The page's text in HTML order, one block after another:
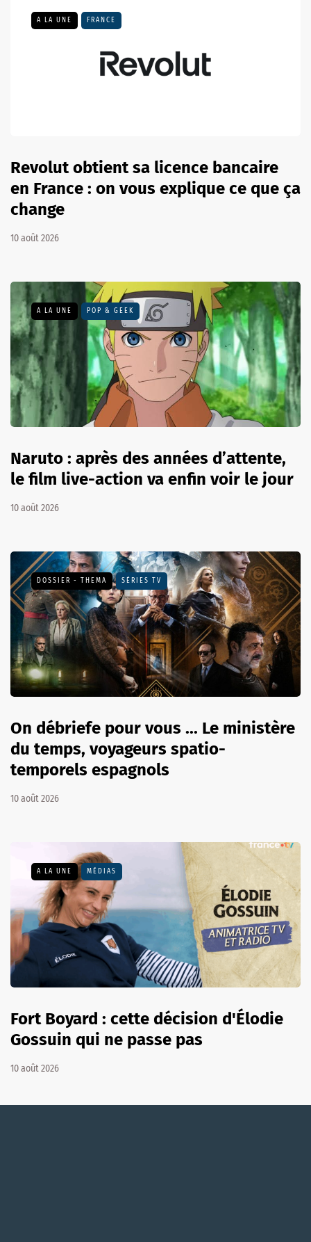
A LA UNE FRANCE
Revolut obtient sa licence bancaire
en France : on vous explique ce que ça
change
10 août 2026
A LA UNE POP & GEEK
Naruto : après des années d’attente,
le film live-action va enfin voir le jour
10 août 2026
DOSSIER - THEMA SÉRIES TV
On débriefe pour vous ... Le ministère
du temps, voyageurs spatio-
temporels espagnols
10 août 2026
A LA UNE MÉDIAS
Fort Boyard : cette décision d'Élodie
Gossuin qui ne passe pas
10 août 2026